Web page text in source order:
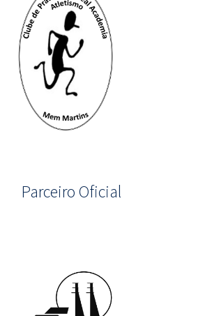
Parceiro Oficial